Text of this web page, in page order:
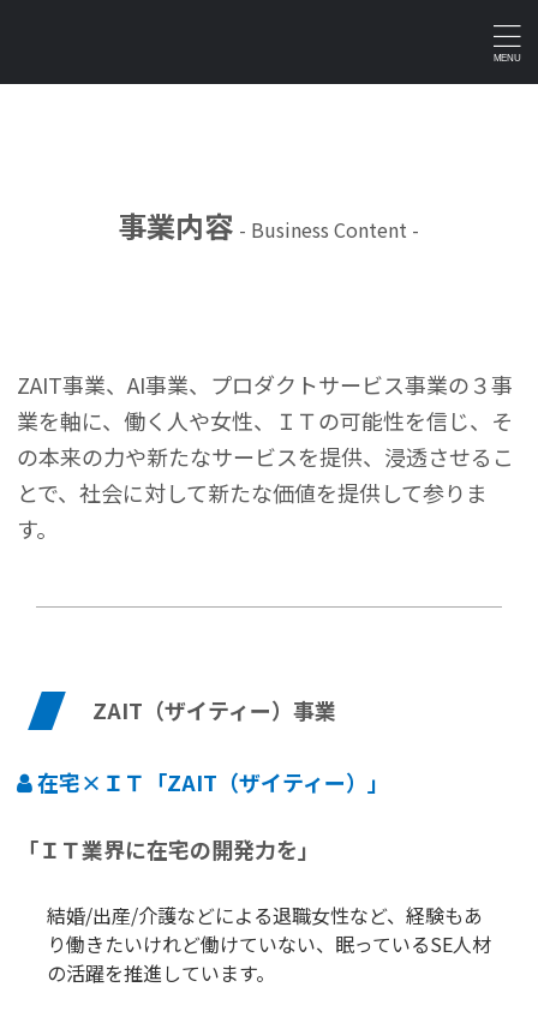
事業内容 - Business Content -
ZAIT事業、AI事業、プロダクトサービス事業の３事
業を軸に、働く人や女性、ＩＴの可能性を信じ、そ
の本来の力や新たなサービスを提供、浸透させるこ
とで、社会に対して新たな価値を提供して参りま
す。
ZAIT（ザイティー）事業
在宅×ＩＴ「ZAIT（ザイティー）」
「ＩＴ業界に在宅の開発力を」
結婚/出産/介護などによる退職女性など、経験もあ
り働きたいけれど働けていない、眠っているSE人材
の活躍を推進しています。